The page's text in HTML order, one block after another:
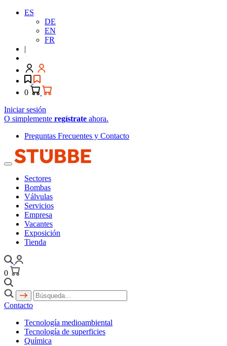
ES
DE
EN
FR
|
0
Iniciar sesión
O simplemente regístrate ahora.
Preguntas Frecuentes y Contacto
Sectores
Bombas
Válvulas
Servicios
Empresa
Vacantes
Exposición
Tienda
0
Contacto
Tecnología medioambiental
Tecnología de superficies
Química